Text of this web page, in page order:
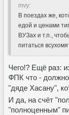
mvy:
В поездах же,
едой и ценами
ВУЗах и т.п.,
питаться
Чего!? Ещё раз:
ФПК что - должно
"дяде Хасану",
И да, на счёт
"полноценным"